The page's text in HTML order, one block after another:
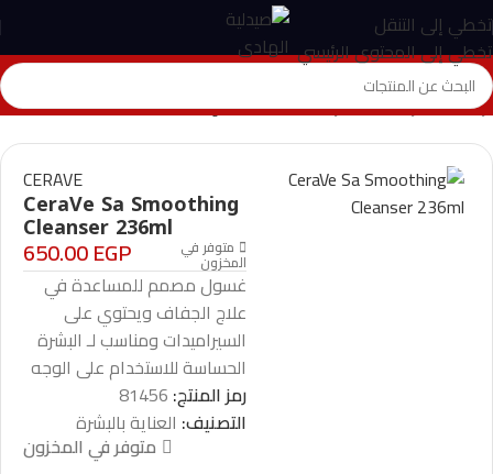
تخطي إلى التنقل
تخطي إلى المحتوى الرئيسي
الرئيسية>المتجر>العناية بالبشرة>
CeraVe Sa Smoothing Cleanser 236ml
CERAVE
CeraVe Sa Smoothing
Cleanser 236ml
متوفر في
المخزون 650.00EGP
غسول مصمم للمساعدة في
علاج الجفاف ويحتوي على
السيراميدات ومناسب لـ البشرة
الحساسة للاستخدام على الوجه
رمز المنتج: 81456
التصنيف: العناية بالبشرة
متوفر في المخزون